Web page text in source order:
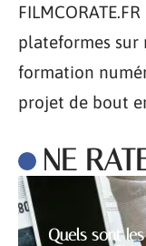
plateformes sur
formation
projet de bout
NE
Quels sont